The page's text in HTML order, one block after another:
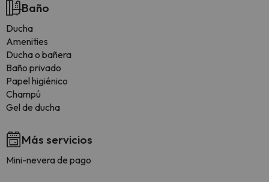
Baño
Ducha
Amenities
Ducha o bañera
Baño privado
Papel higiénico
Champú
Gel de ducha
Más servicios
Mini-nevera de pago